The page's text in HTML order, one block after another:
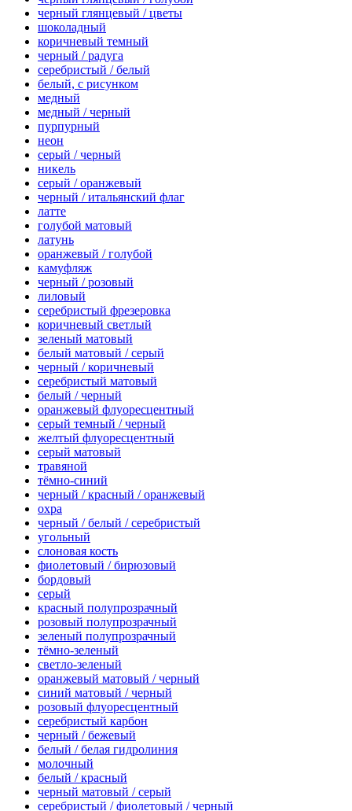
черный глянцевый / цветы
шоколадный
коричневый темный
черный / радуга
серебристый / белый
белый, с рисунком
медный
медный / черный
пурпурный
неон
серый / черный
никель
серый / оранжевый
черный / итальянский флаг
латте
голубой матовый
латунь
оранжевый / голубой
камуфляж
черный / розовый
лиловый
серебристый фрезеровка
коричневый светлый
зеленый матовый
белый матовый / серый
черный / коричневый
серебристый матовый
белый / черный
оранжевый флуоресцентный
серый темный / черный
желтый флуоресцентный
серый матовый
травяной
тёмно-синий
черный / красный / оранжевый
охра
черный / белый / серебристый
угольный
слоновая кость
фиолетовый / бирюзовый
бордовый
серый
красный полупрозрачный
розовый полупрозрачный
зеленый полупрозрачный
тёмно-зеленый
светло-зеленый
оранжевый матовый / черный
синий матовый / черный
розовый флуоресцентный
серебристый карбон
черный / бежевый
белый / белая гидролиния
молочный
белый / красный
черный матовый / серый
серебристый / фиолетовый / черный